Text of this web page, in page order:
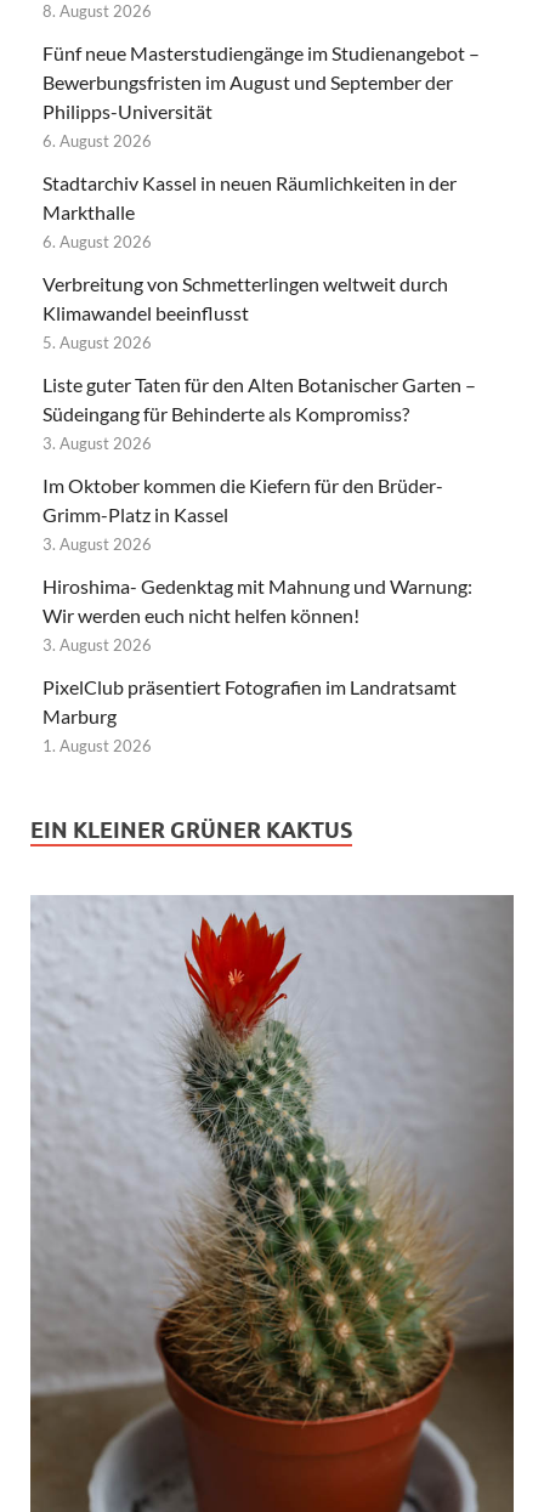
8. August 2026
Fünf neue Masterstudiengänge im Studienangebot –
Bewerbungsfristen im August und September der
Philipps-Universität
6. August 2026
Stadtarchiv Kassel in neuen Räumlichkeiten in der
Markthalle
6. August 2026
Verbreitung von Schmetterlingen weltweit durch
Klimawandel beeinflusst
5. August 2026
Liste guter Taten für den Alten Botanischer Garten –
Südeingang für Behinderte als Kompromiss?
3. August 2026
Im Oktober kommen die Kiefern für den Brüder-
Grimm-Platz in Kassel
3. August 2026
Hiroshima- Gedenktag mit Mahnung und Warnung:
Wir werden euch nicht helfen können!
3. August 2026
PixelClub präsentiert Fotografien im Landratsamt
Marburg
1. August 2026
EIN KLEINER GRÜNER KAKTUS